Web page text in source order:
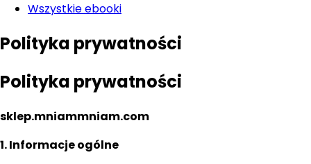
Wszystkie ebooki
Polityka prywatności
Polityka prywatności
sklep.mniammniam.com
1. Informacje ogólne